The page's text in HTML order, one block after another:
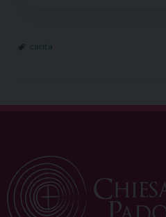
carità